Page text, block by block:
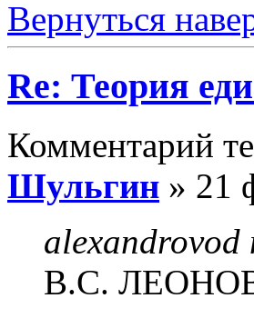
Вернуться
Re: Теория
Комментарий
Шульгин » 21
alexandrovod
В.С.